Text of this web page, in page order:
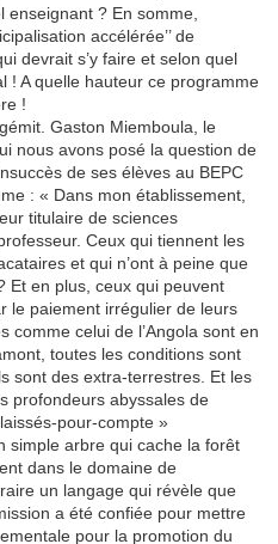
? En somme,
accélérée’’ de
devrait s’y faire et selon quel
! A quelle hauteur ce programme
!
Gaston Miemboula, le
nous avons posé la question de
de ses élèves au BEPC
: « Dans mon établissement,
titulaire de sciences
Ceux qui tiennent les
et qui n’ont à peine que
Et en plus, ceux qui peuvent
le paiement irrégulier de leurs
comme celui de l’Angola sont en
toutes les conditions sont
sont des extra-terrestres. Et les
profondeurs abyssales de
pour-compte »
simple arbre qui cache la forêt
dans le domaine de
un langage qui révèle que
a été confiée pour mettre
pour la promotion du